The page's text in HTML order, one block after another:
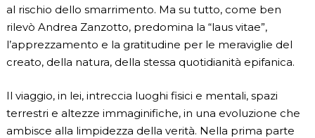
al rischio dello smarrimento. Ma su tutto, come ben
rilevò Andrea Zanzotto, predomina la “laus vitae”,
l’apprezzamento e la gratitudine per le meraviglie del
creato, della natura, della stessa quotidianità epifanica.
Il viaggio, in lei, intreccia luoghi fisici e mentali, spazi
terrestri e altezze immaginifiche, in una evoluzione che
ambisce alla limpidezza della verità. Nella prima parte